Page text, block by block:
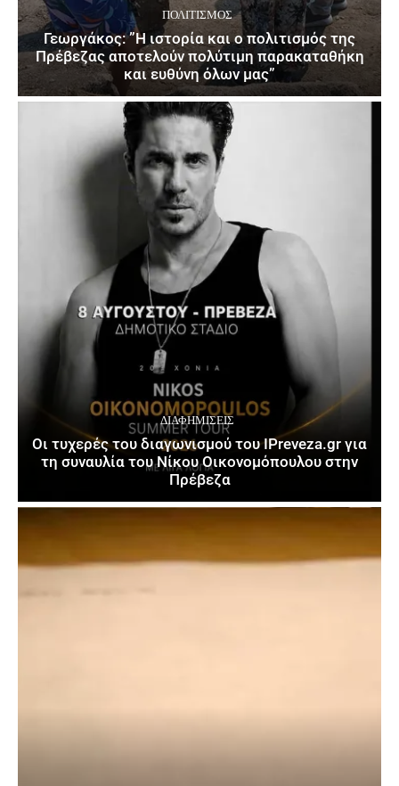
ΠΟΛΙΤΙΣΜΌΣ
Γεωργάκος: ”Η ιστορία και ο πολιτισμός της
Πρέβεζας αποτελούν πολύτιμη παρακαταθήκη
και ευθύνη όλων μας”
ΔΙΑΦΗΜΊΣΕΙΣ
Οι τυχερές του διαγωνισμού του IPreveza.gr για
τη συναυλία του Νίκου Οικονομόπουλου στην
Πρέβεζα